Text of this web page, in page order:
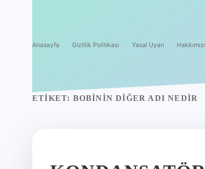
Anasayfa Gizlilik Politikası Yasal Uyarı
ETIKET: BOBININ DIĞER ADI NEDIR